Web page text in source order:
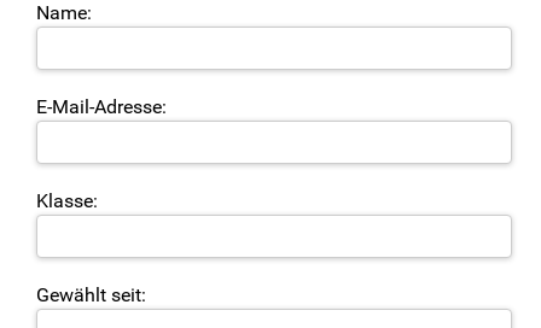
Name:
E-Mail-Adresse:
Klasse:
Gewählt seit: